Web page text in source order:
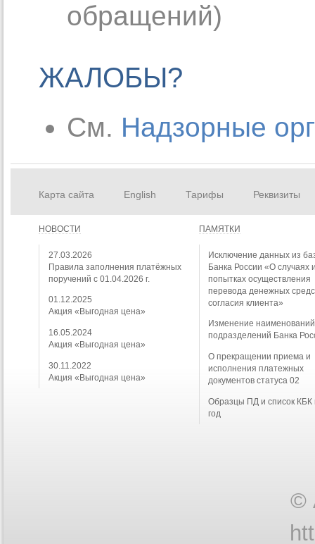
обращений)
ЖАЛОБЫ?
См. Надзорные
Карта сайта English Тарифы Реквизиты
НОВОСТИ
27.03.2026
Правила заполнения платёжных
поручений с 01.04.2026 г.
01.12.2025
Акция «Выгодная цена»
16.05.2024
Акция «Выгодная цена»
30.11.2022
Акция «Выгодная цена»
ПАМЯТКИ
Исключение данных из
Банка России «О случаях
попытках осуществления
перевода денежных
согласия клиента»
Изменение наименований
подразделений Банка
О прекращении приема и
исполнения платежных
документов статуса 02
Образцы ПД и список КБК
год
©